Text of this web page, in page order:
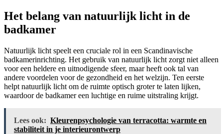
Het belang van natuurlijk licht in de
badkamer
Natuurlijk licht speelt een cruciale rol in een Scandinavische
badkamerinrichting. Het gebruik van natuurlijk licht zorgt niet alleen
voor een heldere en uitnodigende sfeer, maar heeft ook tal van
andere voordelen voor de gezondheid en het welzijn. Ten eerste
helpt natuurlijk licht om de ruimte optisch groter te laten lijken,
waardoor de badkamer een luchtige en ruime uitstraling krijgt.
Lees ook: Kleurenpsychologie van terracotta: warmte en
stabiliteit in je interieurontwerp